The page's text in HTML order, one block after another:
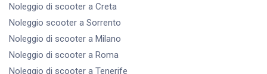
Noleggio di scooter a Creta
Noleggio scooter a Sorrento
Noleggio di scooter a Milano
Noleggio di scooter a Roma
Noleggio di scooter a Tenerife